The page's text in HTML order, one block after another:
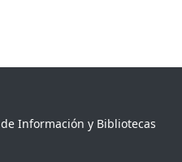
Información y Bibliotecas